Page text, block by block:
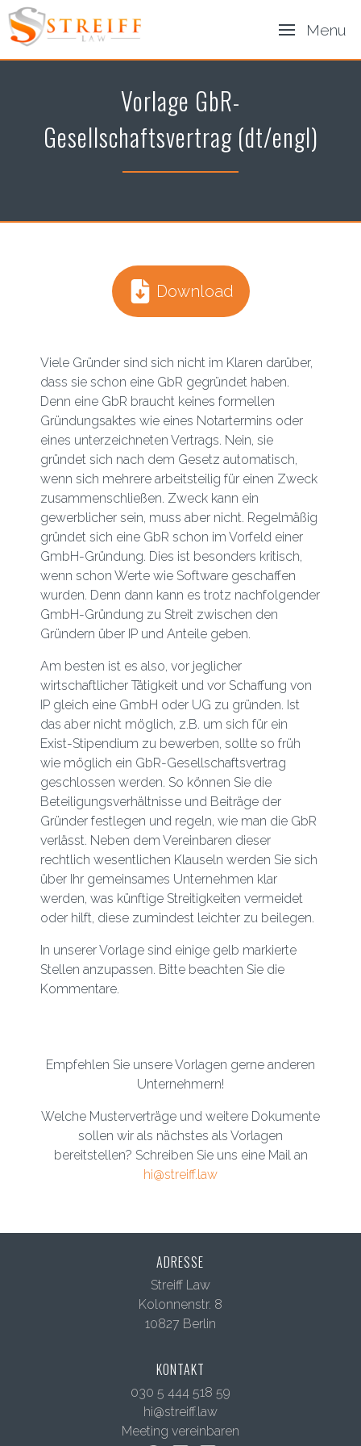
Menu
Vorlage GbR-
Gesellschaftsvertrag (dt/engl)
Download
Viele Gründer sind sich nicht im Klaren darüber,
dass sie schon eine GbR gegründet haben.
Denn eine GbR braucht keines formellen
Gründungsaktes wie eines Notartermins oder
eines unterzeichneten Vertrags. Nein, sie
gründet sich nach dem Gesetz automatisch,
wenn sich mehrere arbeitsteilig für einen Zweck
zusammenschließen. Zweck kann ein
gewerblicher sein, muss aber nicht. Regelmäßig
gründet sich eine GbR schon im Vorfeld einer
GmbH-Gründung. Dies ist besonders kritisch,
wenn schon Werte wie Software geschaffen
wurden. Denn dann kann es trotz nachfolgender
GmbH-Gründung zu Streit zwischen den
Gründern über IP und Anteile geben.
Am besten ist es also, vor jeglicher
wirtschaftlicher Tätigkeit und vor Schaffung von
IP gleich eine GmbH oder UG zu gründen. Ist
das aber nicht möglich, z.B. um sich für ein
Exist-Stipendium zu bewerben, sollte so früh
wie möglich ein GbR-Gesellschaftsvertrag
geschlossen werden. So können Sie die
Beteiligungsverhältnisse und Beiträge der
Gründer festlegen und regeln, wie man die GbR
verlässt. Neben dem Vereinbaren dieser
rechtlich wesentlichen Klauseln werden Sie sich
über Ihr gemeinsames Unternehmen klar
werden, was künftige Streitigkeiten vermeidet
oder hilft, diese zumindest leichter zu beilegen.
In unserer Vorlage sind einige gelb markierte
Stellen anzupassen. Bitte beachten Sie die
Kommentare.
Empfehlen Sie unsere Vorlagen gerne anderen
Unternehmern!
Welche Musterverträge und weitere Dokumente
sollen wir als nächstes als Vorlagen
bereitstellen? Schreiben Sie uns eine Mail an
hi@streiff.law
ADRESSE
Streiff Law
Kolonnenstr. 8
10827 Berlin
KONTAKT
030 5 444 518 59
hi@streiff.law
Meeting vereinbaren